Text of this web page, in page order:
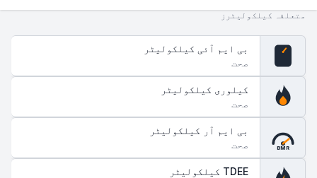
متعلقہ کیلکولیٹرز
بی ایم آئی کیلکولیٹر
صحت
کیلوری کیلکولیٹر
صحت
BMR
بی ایم آر کیلکولیٹر
صحت
TDEE کیلکولیٹر